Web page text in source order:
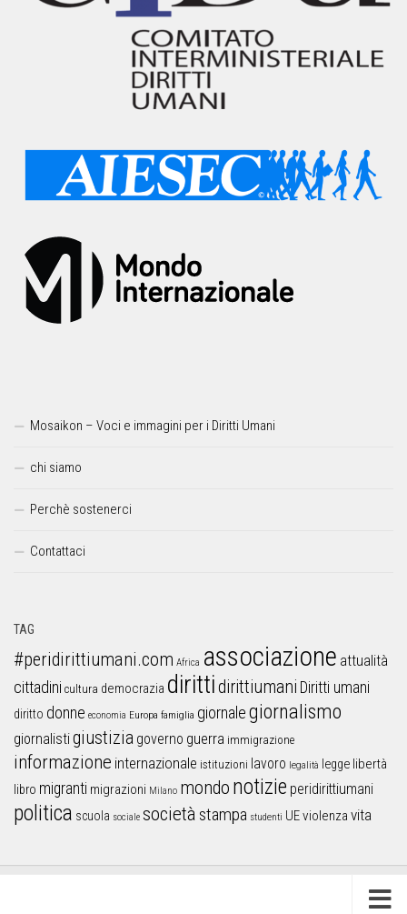
Mosaikon – Voci e immagini per i Diritti Umani
chi siamo
Perchè sostenerci
Contattaci
TAG
#peridirittiumani.com Africa associazione attualità
cittadini cultura democrazia dirittidirittiumani Diritti umani
diritto donne economia Europa famiglia giornalegiornalismo
giornalistigiustizia governo guerra immigrazione
informazione internazionale istituzioni lavoro legalità legge libertà
libro migranti migrazioni Milano mondo notizie peridirittiumani
politica scuola sociale società stampa studenti UEviolenza vita